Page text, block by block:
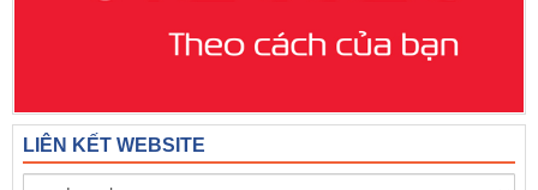
LIÊN KẾT WEBSITE